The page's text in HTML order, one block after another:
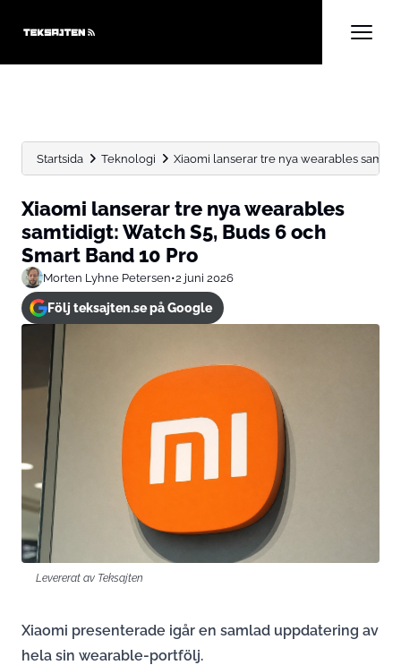
Startsida Teknologi Xiaomi lanserar tre nya wearables
Xiaomi lanserar tre nya wearables
samtidigt: Watch S5, Buds 6 och
Smart Band 10 Pro
Morten Lyhne Petersen•2 juni 2026
Följ teksajten.se på Google
Levererat av Teksajten
Xiaomi presenterade igår en samlad uppdatering av
hela sin wearable-portfölj.